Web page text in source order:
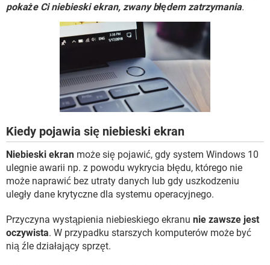
INSTAGRAM FACEBOOK
FACEBOOK
pokaże Ci niebieski ekran, zwany błędem zatrzymania.
Kiedy pojawia się niebieski ekran
Niebieski ekran może się pojawić, gdy system Windows 10
ulegnie awarii np. z powodu wykrycia błędu, którego nie
może naprawić bez utraty danych lub gdy uszkodzeniu
uległy dane krytyczne dla systemu operacyjnego.
Przyczyna wystąpienia niebieskiego ekranu nie zawsze jest
oczywista. W przypadku starszych komputerów może być
nią źle działający sprzęt.